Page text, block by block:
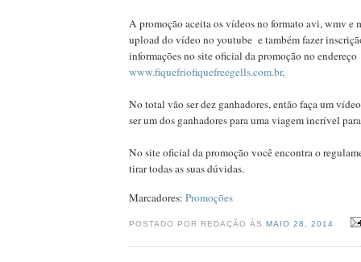
A promoção aceita os vídeos no formato avi, wmv e
upload do vídeo no youtube e também fazer
informações no site oficial da promoção no endereço
www.fiquefriofiquefreegells.com.br.
No total vão ser dez ganhadores, então faça um
ser um dos ganhadores para uma viagem incrível
No site oficial da promoção você encontra o
tirar todas as suas dúvidas.
Marcadores: Promoções
POSTADO POR REDAÇÃO ÀSMAIO 28, 2014